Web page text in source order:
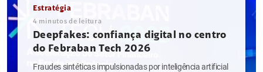
Estratégia
4 minutos de leitura
Deepfakes: confiança digital no centro
do Febraban Tech 2026
Fraudes sintéticas impulsionadas por inteligência artificial